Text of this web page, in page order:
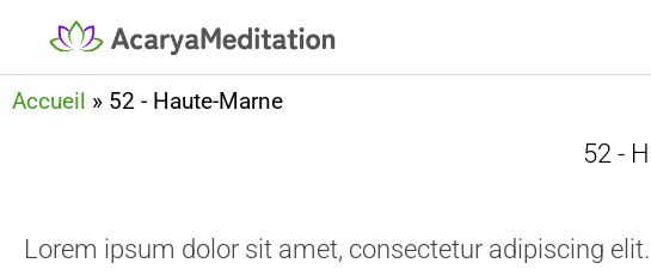
Accueil » 52 - Haute-Marne
52 -
Lorem ipsum dolor sit amet, consectetur adipiscing elit.